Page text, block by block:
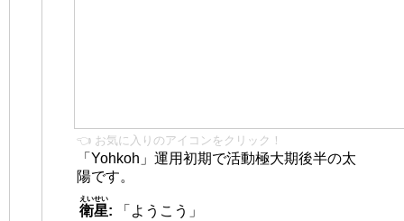
👈 お気に入りのアイコンをクリック！
「Yohkoh」運用初期で活動極大期後半の太
陽です。
衛星
えいせい
:
「ようこう」